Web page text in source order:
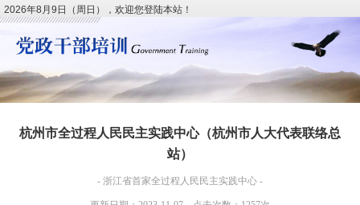
2026年8月9日（周日），欢迎您登陆本站！
杭州市全过程人民民主实践中心（杭州市人大代表联络总
站）
- 浙江省首家全过程人民民主实践中心 -